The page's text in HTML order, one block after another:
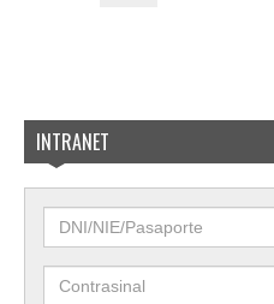
INTRANET